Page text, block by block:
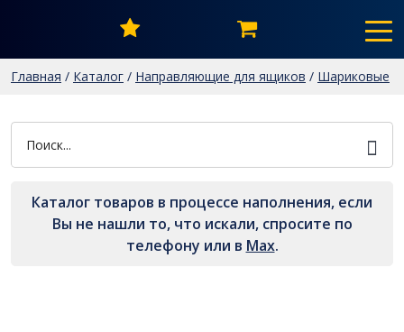
Главная / Каталог / Направляющие для ящиков / Шариковые
DB4504Zn/400
Каталог товаров в процессе наполнения, если
Вы не нашли то, что искали, спросите по
телефону или в Мах.